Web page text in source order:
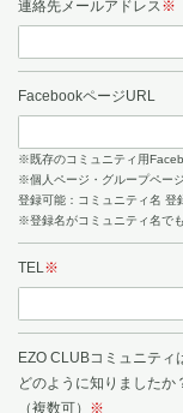
連絡先メールアドレス ※
FacebookページURL
※既存のコミュニティ用
※個人ページ・グループペー
登録可能：コミュニティ名 登
※登録名がコミュニティ名で
TEL ※
EZO CLUBコミュニティ
どのように知りましたか
（複数可） ※